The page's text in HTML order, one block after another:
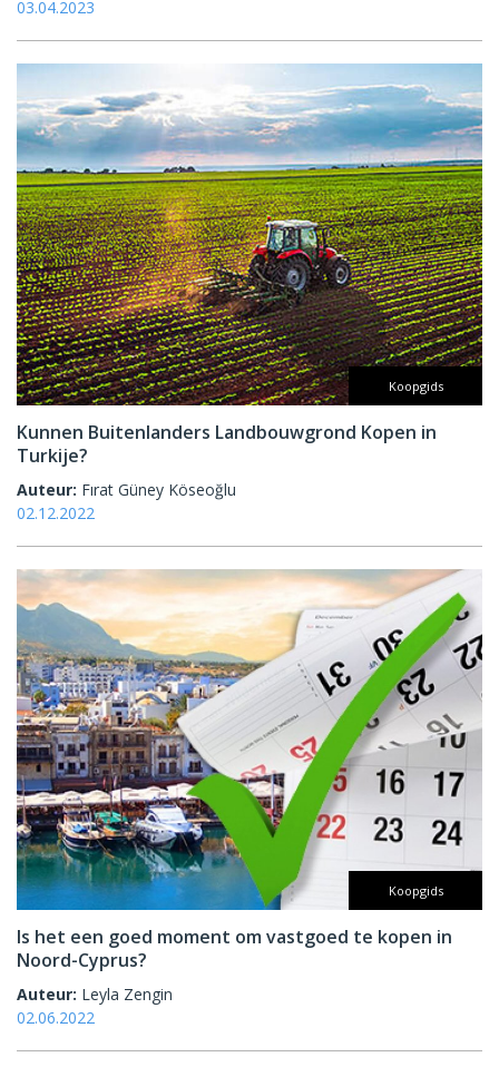
03.04.2023
Koopgids
Kunnen Buitenlanders Landbouwgrond Kopen in
Turkije?
Auteur: Fırat Güney Köseoğlu
02.12.2022
Koopgids
Is het een goed moment om vastgoed te kopen in
Noord-Cyprus?
Auteur: Leyla Zengin
02.06.2022